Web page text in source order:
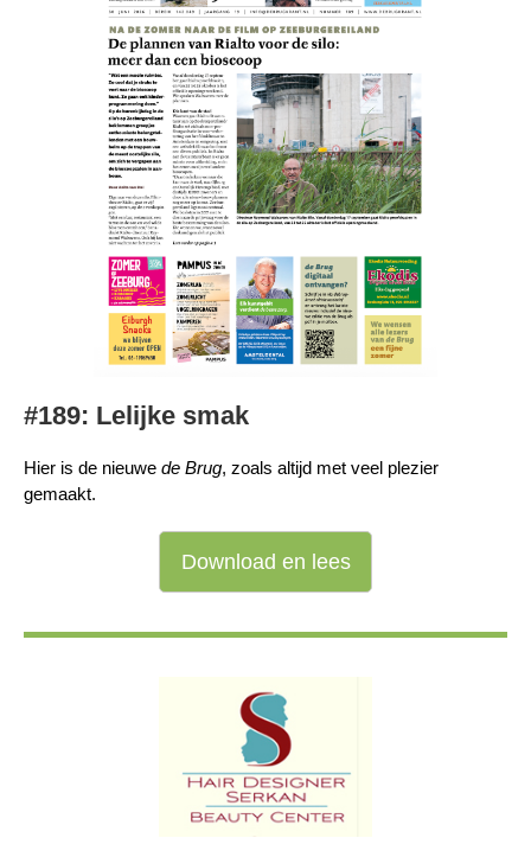
#189: Lelijke smak
Hier is de nieuwe de Brug, zoals altijd met veel plezier
gemaakt.
Download en lees